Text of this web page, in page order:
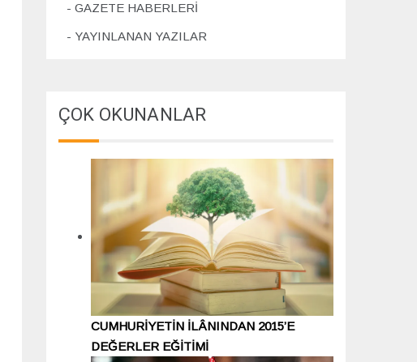
GAZETE HABERLERİ
YAYINLANAN YAZILAR
ÇOK OKUNANLAR
CUMHURİYETİN İLÂNINDAN 2015’E
DEĞERLER EĞİTİMİ